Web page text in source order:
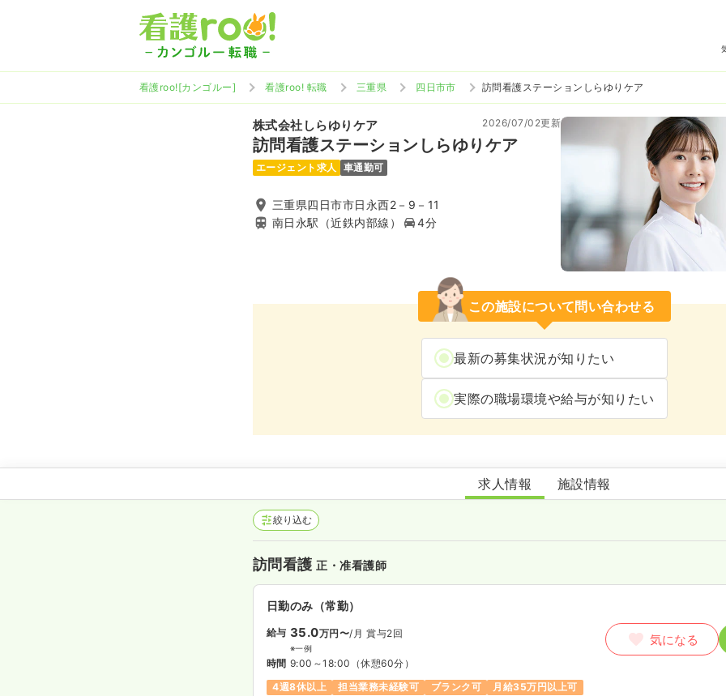
看護roo![カンゴルー] 看護roo! 転職 三重県 四日市市 訪問看護ステーションしらゆりケア
株式会社しらゆりケア
訪問看護ステーションしらゆりケア
2026/07/02更新
エージェント求人 車通勤可
三重県四日市市日永西2－9－11
南日永駅（近鉄内部線）
4分
この施設について問い合わせる
最新の募集状況が知りたい
実際の職場環境や給与が知りたい
訪問看護ステーションしらゆりケア
求人情報 施設情報
絞り込む
訪問看護正・准看護師
日勤のみ（常勤）
給与 35.0万円〜/月 賞与2回
※一例
時間 9:00～18:00 （休憩60分）
4週8休以上
担当業務未経験可 ブランク可 月給35万円以上可
気になる